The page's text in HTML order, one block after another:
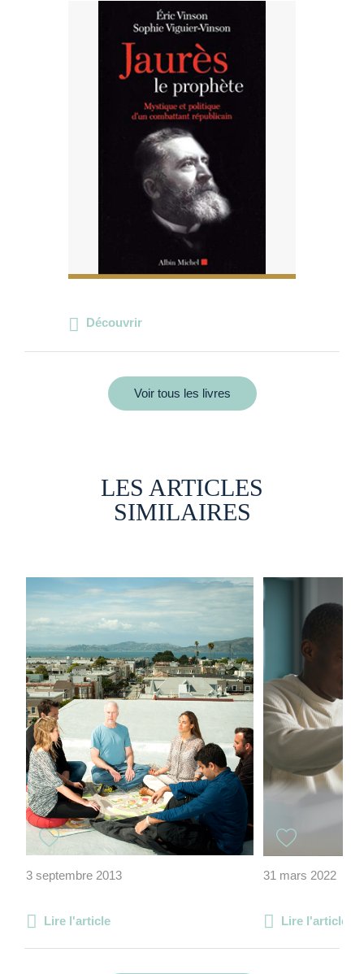
Découvrir
Voir tous les livres
LES ARTICLES
SIMILAIRES
3 septembre 2013
Lire l'article
31 mars 2022
Lire l'article